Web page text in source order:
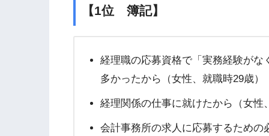
【1位 簿記】
経理職の応募資格で「実務経験が
多かったから（女性、就職時29歳）
経理関係の仕事に就けたから（女性
会計事務所の求人に応募するため